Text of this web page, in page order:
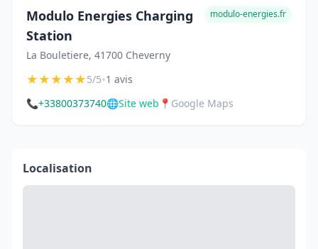
Modulo Energies Charging
Station
La Bouletiere, 41700 Cheverny
modulo-energies.fr
★★★★★5/5•1 avis
📞+33800373740🌐Site web 📍 Google Maps
Localisation